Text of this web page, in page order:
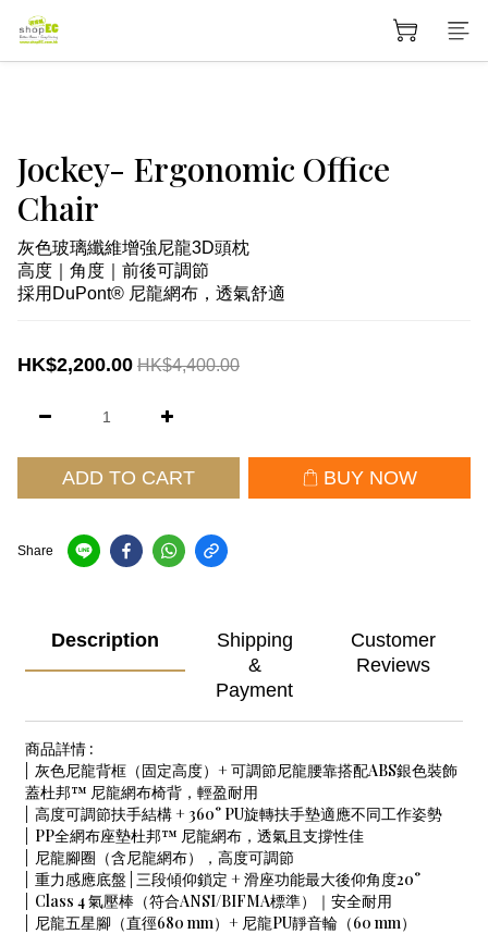
Jockey- Ergonomic Office
Chair
灰色玻璃纖維增強尼龍3D頭枕
高度｜角度｜前後可調節
採用DuPont® 尼龍網布，透氣舒適
HK$2,200.00 HK$4,400.00
ADD TO CART BUY NOW
Share
Description
Shipping
&
Payment
Customer
Reviews
商品詳情 :
| 灰色尼龍背框（固定高度）+ 可調節尼龍腰靠搭配ABS銀色裝飾
蓋杜邦™ 尼龍網布椅背，輕盈耐用
| 高度可調節扶手結構 + 360° PU旋轉扶手墊適應不同工作姿勢
| PP全網布座墊杜邦™ 尼龍網布，透氣且支撐性佳
| 尼龍腳圈（含尼龍網布），高度可調節
| 重力感應底盤 | 三段傾仰鎖定 + 滑座功能最大後仰角度20°
| Class 4 氣壓棒（符合ANSI/BIFMA標準）｜安全耐用
| 尼龍五星腳（直徑680 mm）+ 尼龍PU靜音輪（60 mm）